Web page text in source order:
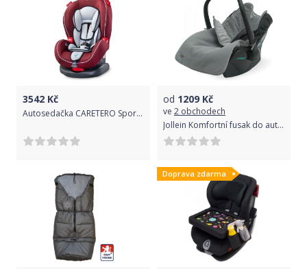
3542 Kč
Autosedačka CARETERO Sport classic cherry 2020, Růžová
od 1209 Kč
ve 2 obchodech
Jollein Komfortní fusak do autos. Brick velvet storm
Doprava zdarma